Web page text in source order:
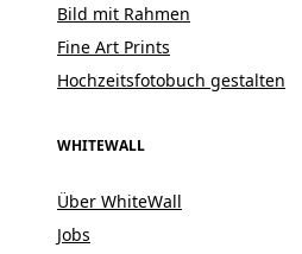
Bild mit Rahmen
Fine Art Prints
Hochzeitsfotobuch gestalten
WHITEWALL
Über WhiteWall
Jobs